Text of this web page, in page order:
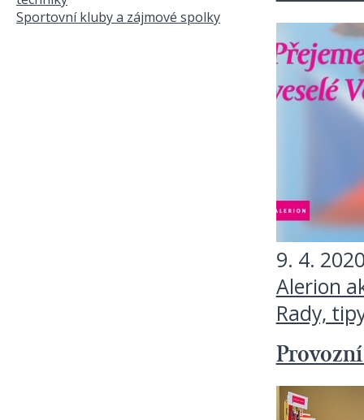
9. 4.
Alerion
Rady,
Sportovní kluby a zájmové spolky